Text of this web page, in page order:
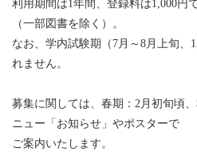
利用期間は1年間、登録料は1,000円
（一部図書を除く）。
なお、学内試験期（7月～8月上旬、
れません。
募集に関しては、春期：2月初旬頃
ニュー「お知らせ」やポスターで
ご案内いたします。